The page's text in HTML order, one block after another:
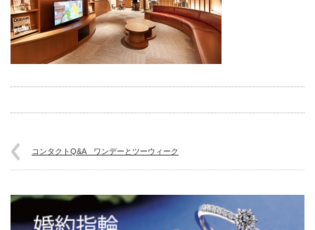
コンタクトQ&A ワンデーとツーウィーク